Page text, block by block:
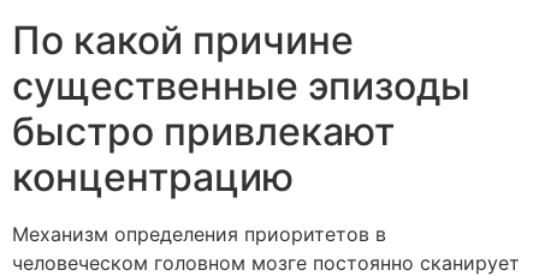
По какой причине
существенные эпизоды
быстро привлекают
концентрацию
Механизм определения приоритетов в
человеческом головном мозге постоянно сканирует